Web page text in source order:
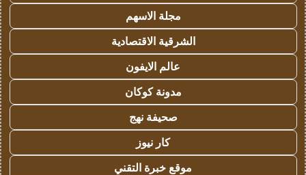
مجلة الاسهم
الشرقية الاقتصادية
عالم الايفون
مدونة كوكان
صحيفة نهج
كار نيوز
موقع خبرة التقني